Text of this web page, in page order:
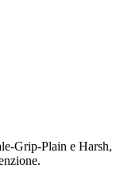
Grip-Plain e Harsh,